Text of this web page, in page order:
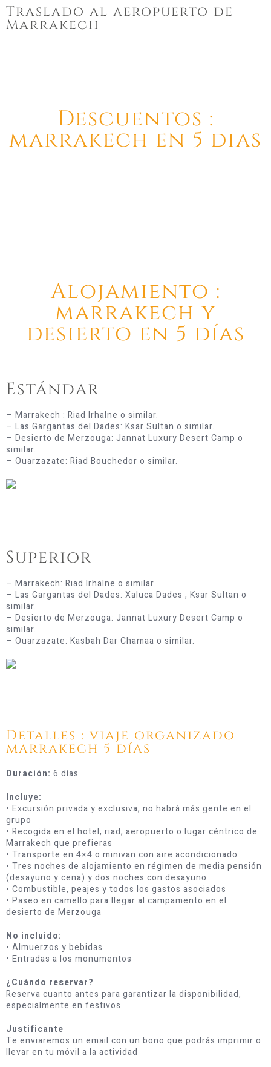
Traslado al aeropuerto de
Marrakech
Descuentos :
marrakech en 5 dias
Alojamiento :
marrakech y
desierto en 5 días​
Estándar
– Marrakech : Riad Irhalne o similar.
– Las Gargantas del Dades: Ksar Sultan o similar.
– Desierto de Merzouga: Jannat Luxury Desert Camp o
similar.
– Ouarzazate: Riad Bouchedor o similar.
Superior
– Marrakech: Riad Irhalne o similar
– Las Gargantas del Dades: Xaluca Dades , Ksar Sultan o
similar.
– Desierto de Merzouga: Jannat Luxury Desert Camp o
similar.
– Ouarzazate: Kasbah Dar Chamaa o similar.
Detalles : viaje organizado
marrakech 5 días
Duración: 6 días
Incluye:
• Excursión privada y exclusiva, no habrá más gente en el
grupo
• Recogida en el hotel, riad, aeropuerto o lugar céntrico de
Marrakech que prefieras
• Transporte en 4×4 o minivan con aire acondicionado
• Tres noches de alojamiento en régimen de media pensión
(desayuno y cena) y dos noches con desayuno
• Combustible, peajes y todos los gastos asociados
• Paseo en camello para llegar al campamento en el
desierto de Merzouga
No incluido:
• Almuerzos y bebidas
• Entradas a los monumentos
¿Cuándo reservar?
Reserva cuanto antes para garantizar la disponibilidad,
especialmente en festivos
Justificante
Te enviaremos un email con un bono que podrás imprimir o
llevar en tu móvil a la actividad